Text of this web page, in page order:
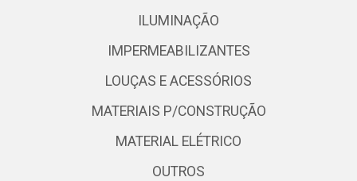
ILUMINAÇÃO
IMPERMEABILIZANTES
LOUÇAS E ACESSÓRIOS
MATERIAIS P/CONSTRUÇÃO
MATERIAL ELÉTRICO
OUTROS